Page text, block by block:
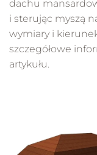
dachu
i sterując myszą
wymiary i
szczegółowe
artykułu.